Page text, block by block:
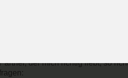
der mich richtig liebt, so